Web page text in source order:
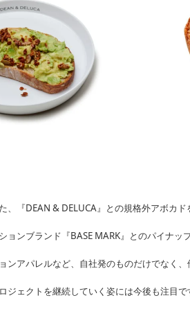
、『DEAN & DELUCA』との規格外アボカ
ョンブランド『BASE MARK』とのパイナッ
ンアパレルなど、自社発のものだけでなく
ジェクトを継続していく姿には今後も注目で